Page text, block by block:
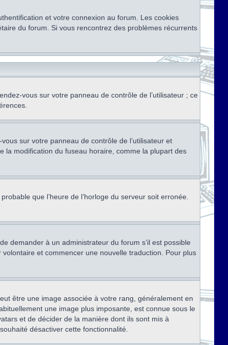
et votre connexion au forum. Les cookies
du forum. Si vous rencontrez des problèmes récurrents
vous sur votre panneau de contrôle de l’utilisateur ; ce
sur votre panneau de contrôle de l’utilisateur et
la modification du fuseau horaire, comme la plupart des
que l’heure de l’horloge du serveur soit erronée.
demander à un administrateur du forum s’il est possible
volontaire et commencer une nouvelle traduction. Pour plus
être une image associée à votre rang, généralement en
une image plus imposante, est connue sous le
et de décider de la manière dont ils sont mis à
désactiver cette fonctionnalité.